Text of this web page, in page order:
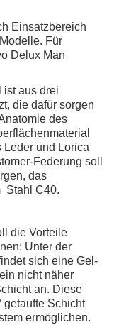
Einsatzbereich
Für
Delux Man
ist aus drei
die dafür sorgen
des
Leder und Lorica
Federung soll
das
Stahl C40.
die Vorteile
Unter der
sich eine Gel-
nicht näher
an. Diese
getaufte Schicht
ermöglichen.